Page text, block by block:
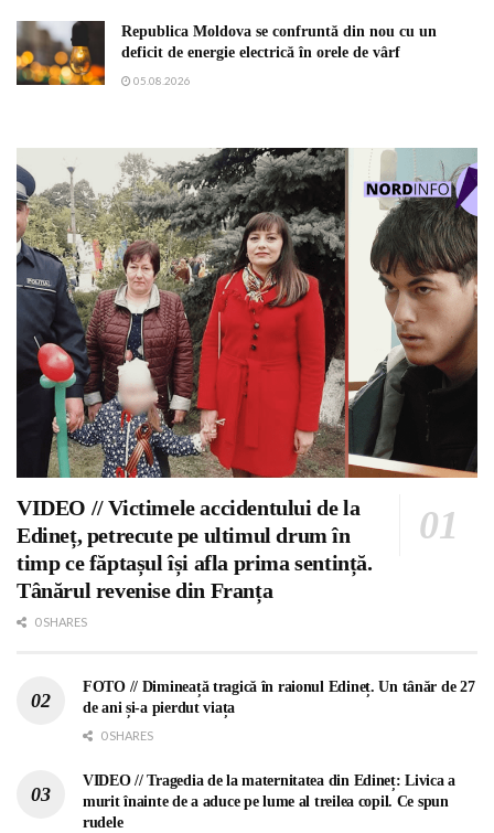
Republica Moldova se confruntă din nou cu un
deficit de energie electrică în orele de vârf
05.08.2026
VIDEO // Victimele accidentului de la
Edineț, petrecute pe ultimul drum în
timp ce făptașul își afla prima sentință.
Tânărul revenise din Franța
0 SHARES
FOTO // Dimineață tragică în raionul Edineț. Un tânăr de 27
de ani și-a pierdut viața
0 SHARES
VIDEO // Tragedia de la maternitatea din Edineț: Livica a
murit înainte de a aduce pe lume al treilea copil. Ce spun
rudele